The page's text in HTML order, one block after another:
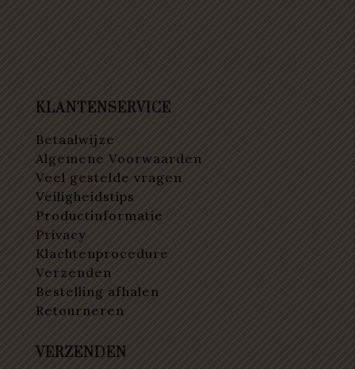
KLANTENSERVICE
Betaalwijze
Algemene Voorwaarden
Veel gestelde vragen
Veiligheidstips
Productinformatie
Privacy
Klachtenprocedure
Verzenden
Bestelling afhalen
Retourneren
VERZENDEN